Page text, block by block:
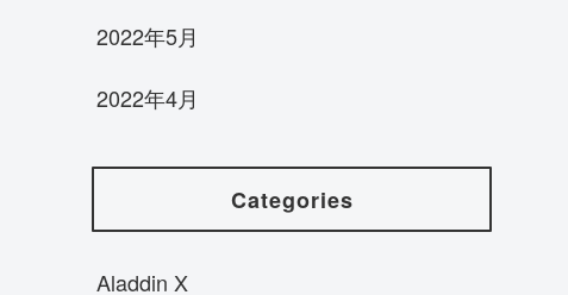
2022年5月
2022年4月
Categories
Aladdin X